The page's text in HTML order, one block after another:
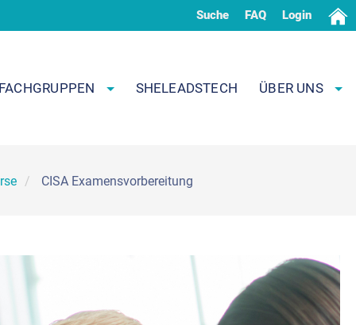
Suche FAQ Login
SHELEADSTECH ÜBER UNS
CISA Examensvorbereitung